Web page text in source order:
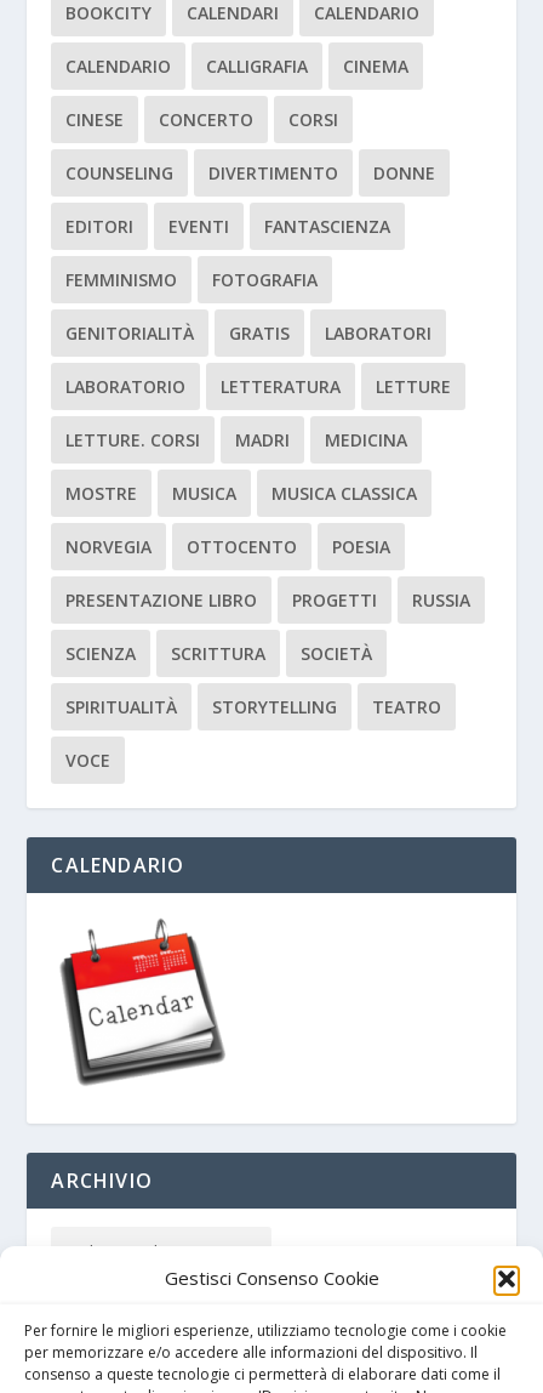
Gestisci Consenso Cookie
Per fornire le migliori esperienze, utilizziamo tecnologie come i cookie
per memorizzare e/o accedere alle informazioni del dispositivo. Il
consenso a queste tecnologie ci permetterà di elaborare dati come il
BOOKCITY CALENDARI CALENDARIO
CALENDARIO CALLIGRAFIA CINEMA
CINESE CONCERTO CORSI
COUNSELING DIVERTIMENTO DONNE
EDITORI EVENTI FANTASCIENZA
FEMMINISMO FOTOGRAFIA
GENITORIALITÀ GRATIS LABORATORI
LABORATORIO LETTERATURA LETTURE
LETTURE. CORSI MADRI MEDICINA
MOSTRE MUSICA MUSICA CLASSICA
NORVEGIA OTTOCENTO POESIA
PRESENTAZIONE LIBRO PROGETTI RUSSIA
SCIENZA SCRITTURA SOCIETÀ
SPIRITUALITÀ STORYTELLING TEATRO
VOCE
CALENDARIO
ARCHIVIO